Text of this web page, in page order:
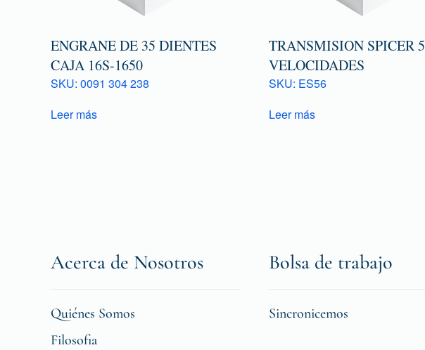
ENGRANE DE 35 DIENTES
CAJA 16S-1650
SKU: 0091 304 238
Leer más
TRANSMISION SPICER 5
VELOCIDADES
SKU: ES56
Leer más
Acerca de Nosotros
Quiénes Somos
Filosofia
Bolsa de trabajo
Sincronicemos